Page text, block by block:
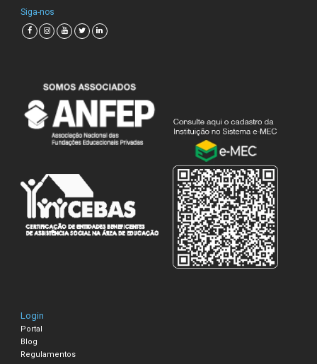
Siga-nos
Login
Portal
Blog
Regulamentos